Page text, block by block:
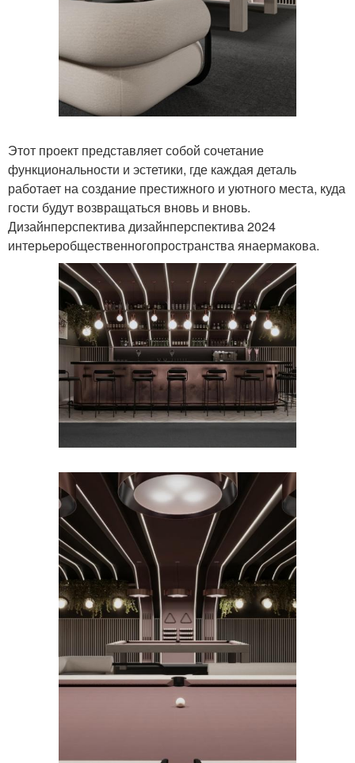
Этот проект представляет собой сочетание
функциональности и эстетики, где каждая деталь
работает на создание престижного и уютного места, куда
гости будут возвращаться вновь и вновь.
Дизайнперспектива дизайнперспектива 2024
интерьеробщественногопространства янаермакова.